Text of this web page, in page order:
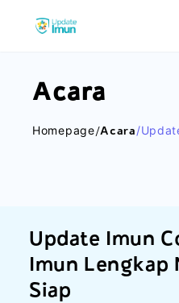
Update Imun
Acara
Homepage/acara/
Update Imun
Imun Lengkap
Siap